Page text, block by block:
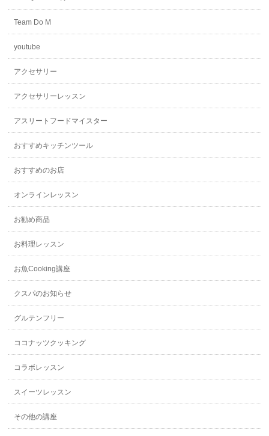
Team Do M
youtube
アクセサリー
アクセサリーレッスン
アスリートフードマイスター
おすすめキッチンツール
おすすめのお店
オンラインレッスン
お勧め商品
お料理レッスン
お魚Cooking講座
クスパのお知らせ
グルテンフリー
ココナッツクッキング
コラボレッスン
スイーツレッスン
その他の講座